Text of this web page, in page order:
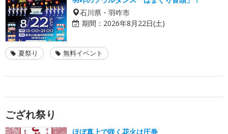
石川県・羽咋市
期間： 2026年8月22日(土)
夏祭り 無料イベント
ござれ祭り
ほぼ真上で咲く花火は圧巻